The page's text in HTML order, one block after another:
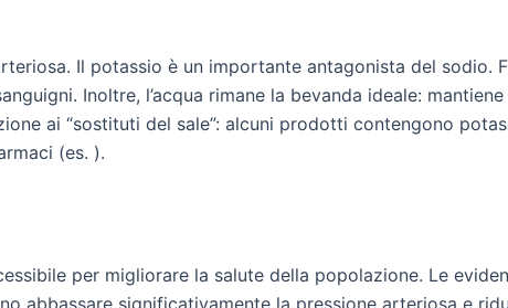
Il potassio è un importante antagonista del sodio.
Inoltre, l’acqua rimane la bevanda ideale:
ai “sostituti del sale”: alcuni prodotti contengono
(es. ).
per migliorare la salute della popolazione. Le
abbassare significativamente la pressione arteriosa e